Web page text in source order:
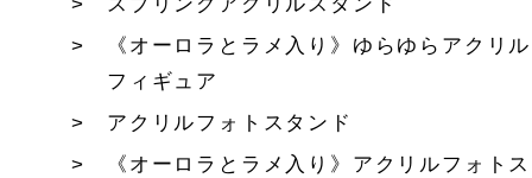
《オーロラとラメ入り》ゆらゆらアクリル
フィギュア
アクリルフォトスタンド
《オーロラとラメ入り》アクリルフォトス